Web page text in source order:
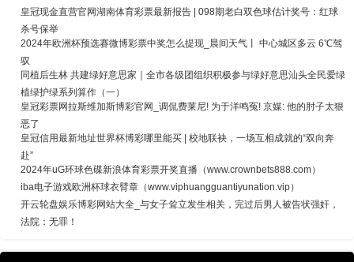
皇冠现金直营官网湖南体育彩票最新报告 | 098期老白双色球估计奖号：红球
杀号保举
2024年欧洲杯预选赛微博彩票中奖怎么提现_晨间天气丨 中心城区多云 6℃驾
驭
同植后生林 共建绿好意思家｜全市各级团组织积极参与绿好意思汕头全民爱绿
植绿护绿系列算作（一）
皇冠彩票网拉斯维加斯博彩官网_调侃费莱尼! 为于洋鸣冤! 京媒: 他的肘子太狠
恶了
皇冠信用最新地址世界杯博彩哪里能买 | 校地联袂，一场互相成就的“双向奔
赴”
2024年uG环球色碟新浪体育彩票开奖直播（www.crownbets888.com）
iba电子游戏欧洲杯球衣臂章（www.viphuangguantiyunation.vip）
开云轮盘娱乐博彩网站大全_与女子耸立发生相关，完过后男人被告状强奸，
法院：无罪！